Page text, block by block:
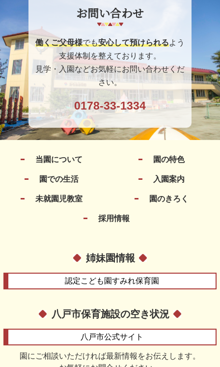
お問い合わせ
働くご父母様でも安心して預けられるよう
支援体制を整えております。
見学・入園などお気軽にお問い合わせくだ
さい。
0178-33-1334
当園について 園の特色
園での生活 入園案内
未就園児教室 園のきろく
採用情報
姉妹園情報
認定こども園すみれ保育園
八戸市保育施設の空き状況
八戸市公式サイト
園にご相談いただければ最新情報をお伝えします。